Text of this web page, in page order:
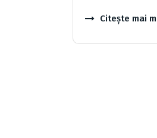
Citește mai